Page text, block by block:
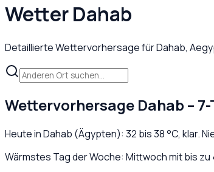
WetterDahab
Detaillierte Wettervorhersage fürDahab,
Wettervorhersage Dahab –
Heute inDahab (Ägypten): 32 bis38°C, klar.
Wärmstes Tag der Woche: Mittwoch mit bis zu